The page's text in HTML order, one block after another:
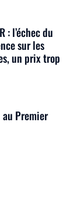
: l’échec du
sur les
un prix trop
Premier